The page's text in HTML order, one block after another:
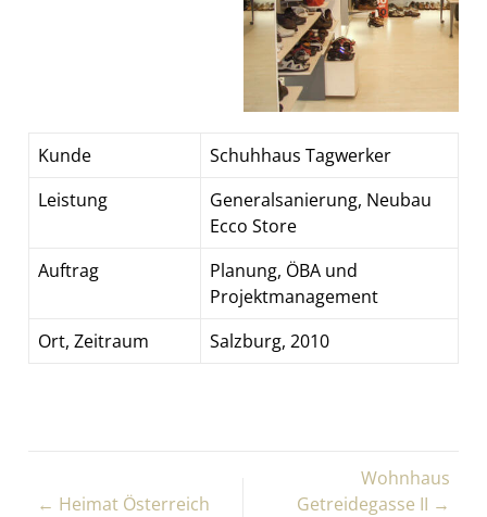
Kunde
Schuhhaus Tagwerker
Leistung
Generalsanierung, Neubau
Ecco Store
Auftrag
Planung, ÖBA und
Projektmanagement
Ort, Zeitraum
Salzburg, 2010
← Heimat Österreich
Wohnhaus
Getreidegasse II →